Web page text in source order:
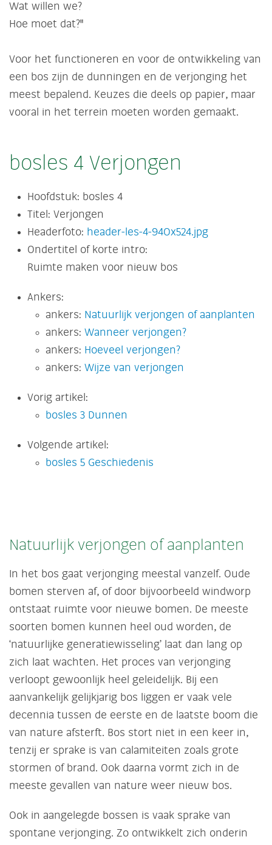
Wat willen we?
Hoe moet dat?"
Voor het functioneren en voor de ontwikkeling van
een bos zijn de dunningen en de verjonging het
meest bepalend. Keuzes die deels op papier, maar
vooral in het terrein moeten worden gemaakt.
bosles 4 Verjongen
Hoofdstuk: bosles 4
Titel: Verjongen
Headerfoto: header-les-4-940x524.jpg
Ondertitel of korte intro:
Ruimte maken voor nieuw bos
Ankers:
ankers: Natuurlijk verjongen of aanplanten
ankers: Wanneer verjongen?
ankers: Hoeveel verjongen?
ankers: Wijze van verjongen
Vorig artikel:
bosles 3 Dunnen
Volgende artikel:
bosles 5 Geschiedenis
Natuurlijk verjongen of aanplanten
In het bos gaat verjonging meestal vanzelf. Oude
bomen sterven af, of door bijvoorbeeld windworp
ontstaat ruimte voor nieuwe bomen. De meeste
soorten bomen kunnen heel oud worden, de
‘natuurlijke generatiewisseling’ laat dan lang op
zich laat wachten. Het proces van verjonging
verloopt gewoonlijk heel geleidelijk. Bij een
aanvankelijk gelijkjarig bos liggen er vaak vele
decennia tussen de eerste en de laatste boom die
van nature afsterft. Bos stort niet in een keer in,
tenzij er sprake is van calamiteiten zoals grote
stormen of brand. Ook daarna vormt zich in de
meeste gevallen van nature weer nieuw bos.
Ook in aangelegde bossen is vaak sprake van
spontane verjonging. Zo ontwikkelt zich onderin